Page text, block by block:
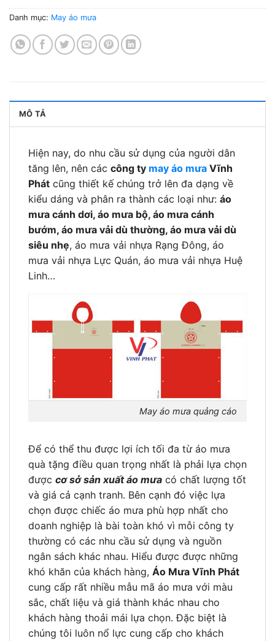
Danh mục: May áo mưa
MÔ TẢ
Hiện nay, do nhu cầu sử dụng của người dân
tăng lên, nên các công ty may áo mưa Vĩnh
Phát cũng thiết kế chúng trở lên đa dạng về
kiểu dáng và phân ra thành các loại như: áo
mưa cánh dơi, áo mưa bộ, áo mưa cánh
bướm, áo mưa vải dù thường, áo mưa vải dù
siêu nhẹ, áo mưa vải nhựa Rạng Đông, áo
mưa vải nhựa Lực Quán, áo mưa vải nhựa Huệ
Linh…
May áo mưa quảng cáo
Để có thể thu được lợi ích tối đa từ áo mưa
quà tặng điều quan trọng nhất là phải lựa chọn
được cơ sở sản xuất áo mưa có chất lượng tốt
và giá cả cạnh tranh. Bên cạnh đó việc lựa
chọn được chiếc áo mưa phù hợp nhất cho
doanh nghiệp là bài toàn khó vì mỗi công ty
thường có các nhu cầu sử dụng và nguồn
ngân sách khác nhau. Hiểu được được những
khó khăn của khách hàng, Áo Mưa Vĩnh Phát
cung cấp rất nhiều mẫu mã áo mưa với màu
sắc, chất liệu và giá thành khác nhau cho
khách hàng thoải mái lựa chọn. Đặc biệt là
chúng tôi luôn nổ lực cung cấp cho khách